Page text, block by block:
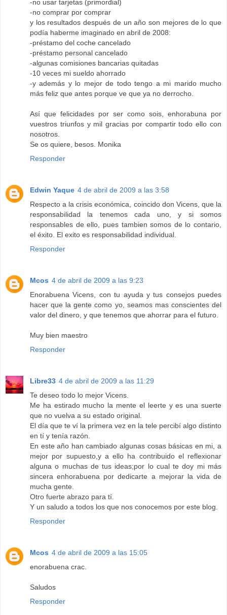
-no usar tarjetas (primordial)
-no comprar por comprar
y los resultados después de un año son mejores de lo que
podía haberme imaginado en abril de 2008:
-préstamo del coche cancelado
-préstamo personal cancelado
-algunas comisiones bancarias quitadas
-10 veces mi sueldo ahorrado
-y además y lo mejor de todo tengo a mi marido mucho
más feliz que antes porque ve que ya no derrocho.
Así que felicidades por ser como sois, enhorabuna por
vuestros triunfos y mil gracias por compartir todo ello con
nosotros.
Se os quiere, besos. Monika
Responder
Edwin Yaque 4 de abril de 2009 a las 3:58
Respecto a la crisis económica, coincido don Vicens, que la
responsabilidad la tenemos cada uno, y si somos
responsables de ello, pues tambien somos de lo contario,
el éxito. El exito es responsabilidad individual.
Responder
Mcos 4 de abril de 2009 a las 9:23
Enorabuena Vicens, con tu ayuda y tus consejos puedes
hacer que la gente como yo, seamos mas conscientes del
valor del dinero, y que tenemos que ahorrar para el futuro.
Muy bien maestro
Responder
Libre33 4 de abril de 2009 a las 11:29
Te deseo todo lo mejor Vicens.
Me ha estirado mucho la mente el leerte y es una suerte
que no vuelva a su estado original.
El día que te ví la primera vez en la tele percibí algo distinto
en tí y tenía razón.
En este año han cambiado algunas cosas básicas en mi, a
mejor por supuesto,y a ello ha contribuido el reflexionar
alguna o muchas de tus ideas;por lo cual te doy mi más
sincera enhorabuena por dedicarte a mejorar la vida de
mucha gente.
Otro fuerte abrazo para tí.
Y un saludo a todos los que nos conocemos por este blog.
Responder
Mcos 4 de abril de 2009 a las 15:05
enorabuena crac.
Saludos
Responder